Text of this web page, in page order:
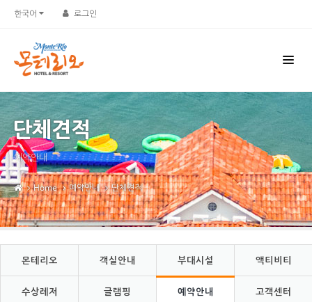
한국어 로그인
단체견적
예약안내
Home 예약안내 단체견적
몬테리오 객실안내 부대시설 액티비티
수상레저 글램핑 예약안내 고객센터
Sketchbook5, 스케치북5